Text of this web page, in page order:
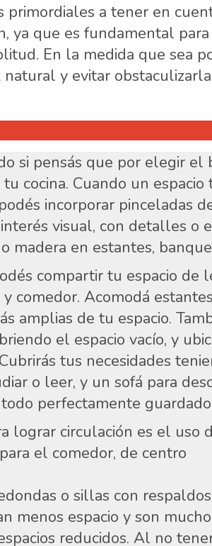
primordiales a tener en
ya que es fundamental
En la medida que sea
y evitar
si pensás que por elegir el
cocina. Cuando un
incorporar pinceladas
visual, con detalles o
madera en estantes,
compartir tu espacio de
comedor. Acomodá
amplias de tu espacio.
el espacio vacío, y
tus necesidades
o leer, y un sofá para
perfectamente
lograr circulación es el uso
el comedor, de centro
o sillas con
menos espacio y son
reducidos. Al no